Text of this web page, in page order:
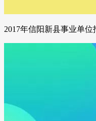
2017年信阳新县事业单位